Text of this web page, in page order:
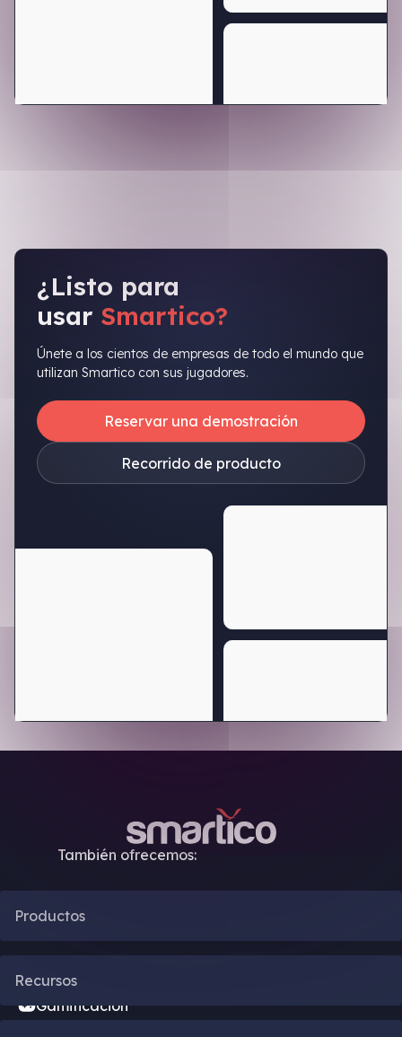
¿Listo para
usar Smartico?
Únete a los cientos de empresas de todo el mundo que
utilizan Smartico con sus jugadores.
Reservar una demostración
Recorrido de producto
También ofrecemos:
Productos
Gamificación
Recursos